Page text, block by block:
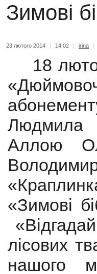
Зимові
23 лютого 2014 | 14:02 | irina |
18
Людмила
Аллою
«Зимові
лісових
нашого